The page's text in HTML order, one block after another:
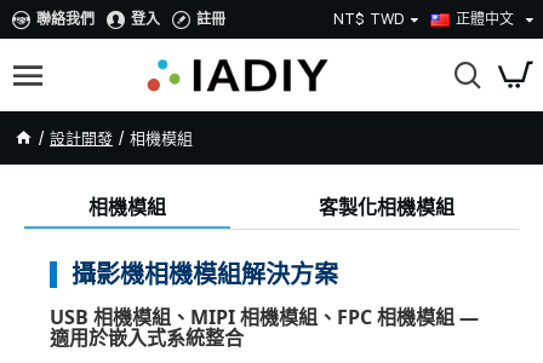
聯絡我們 登入 註冊 NT$ TWD 正體中文
設計開發 相機模組
相機模組 客製化相機模組
攝影機相機模組解決方案
USB 相機模組、MIPI 相機模組、FPC 相機模組 —
適用於嵌入式系統整合